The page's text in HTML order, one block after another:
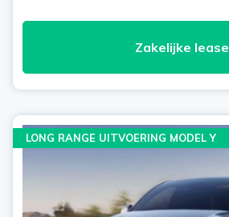
Zakelijke lease
LONG RANGE UITVOERING MODEL Y